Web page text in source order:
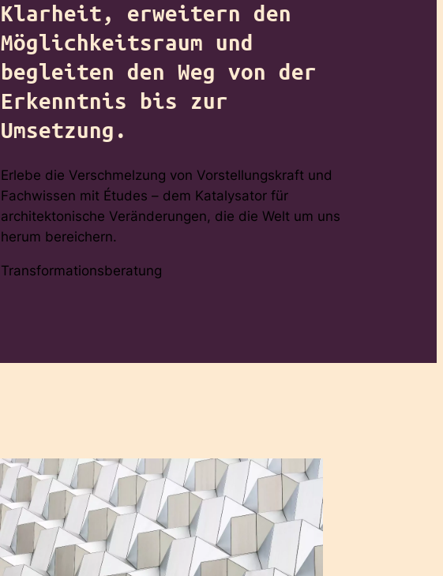
Klarheit, erweitern den
Möglichkeitsraum und
begleiten den Weg von der
Erkenntnis bis zur
Umsetzung.
Erlebe die Verschmelzung von Vorstellungskraft und
Fachwissen mit Études – dem Katalysator für
architektonische Veränderungen, die die Welt um uns
herum bereichern.
Transformationsberatung